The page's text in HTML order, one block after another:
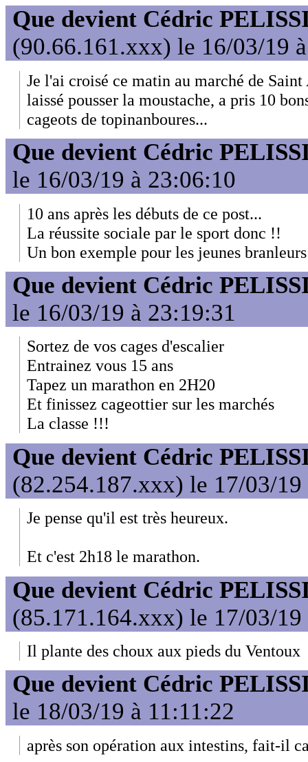
Que devient Cédric
(90.66.161.xxx) le 16/03/19
Je l'ai croisé ce matin au marché de
laissé pousser la moustache, a pris 10
cageots de topinanboures...
Que devient Cédric
le 16/03/19 à 23:06:10
10 ans après les débuts de ce post...
La réussite sociale par le sport donc !!
Un bon exemple pour les jeunes
Que devient Cédric
le 16/03/19 à 23:19:31
Sortez de vos cages d'escalier
Entrainez vous 15 ans
Tapez un marathon en 2H20
Et finissez cageottier sur les marchés
La classe !!!
Que devient Cédric
(82.254.187.xxx) le 17/03/19
Je pense qu'il est très heureux.
Et c'est 2h18 le marathon.
Que devient Cédric
(85.171.164.xxx) le 17/03/19
Il plante des choux aux pieds du Ventoux
Que devient Cédric
le 18/03/19 à 11:11:22
après son opération aux intestins, fait-il